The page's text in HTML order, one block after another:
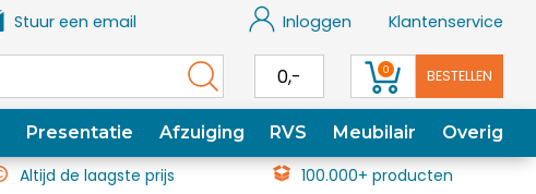
Stuur een email Inloggen Klantenservice
0,- 0 BESTELLEN
Presentatie Afzuiging RVS Meubilair Overig
Altijd de laagste prijs 100.000+ producten